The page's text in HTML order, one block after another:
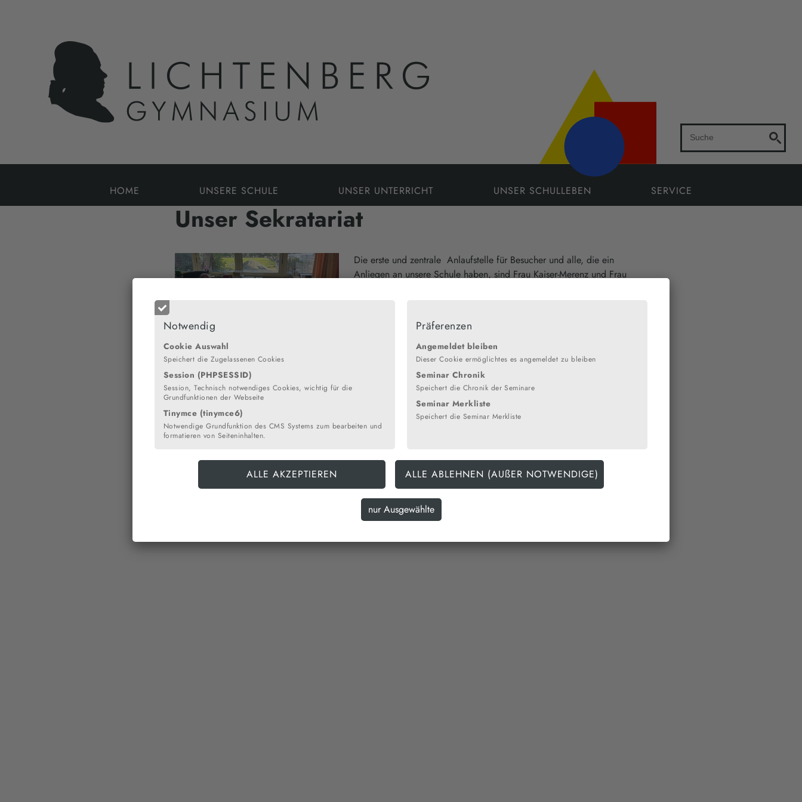
Notwendig
Cookie Auswahl
Speichert die Zugelassenen Cookies
Session (PHPSESSID)
Session, Technisch notwendiges Cookies, wichtig für die
Grundfunktionen der Webseite
Tinymce (tinymce6)
Notwendige Grundfunktion des CMS Systems zum bearbeiten und
formatieren von Seiteninhalten.
Präferenzen
Angemeldet bleiben
Dieser Cookie ermöglichtes es angemeldet zu bleiben
Seminar Chronik
Speichert die Chronik der Seminare
Seminar Merkliste
Speichert die Seminar Merkliste
HOME UNSERE SCHULE UNSER UNTERRICHT UNSER SCHULLEBEN SERVICE
Frau Kaiser-Merenz und Frau Dafner
Unser Sekratariat
Die erste und zentrale Anlaufstelle für Besucher und alle, die ein
Anliegen an unsere Schule haben, sind Frau Kaiser-Merenz und Frau
telefonisch (04721/74-54-0),
per Mail (lig@schule.kreis-cux.de),
per Fax (0 47 21 / 74 54-54)
oder persönlich (in der Bauphase im Erdgeschoss
Klassentrakt).
In der Regel ist das Sekretariat Mo-Fr ab 7:30 Uhr besetzt.